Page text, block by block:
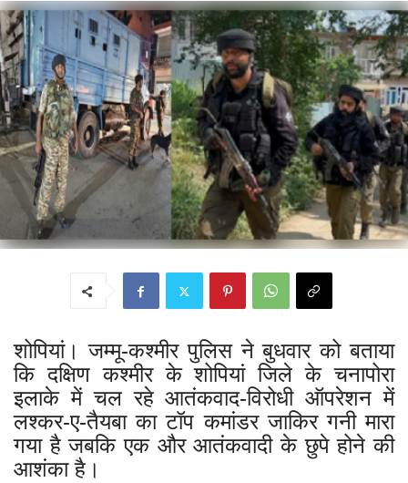
शोपियां। जम्मू-कश्मीर पुलिस ने बुधवार को बताया
कि दक्षिण कश्मीर के शोपियां जिले के चनापोरा
इलाके में चल रहे आतंकवाद-विरोधी ऑपरेशन में
लश्कर-ए-तैयबा का टॉप कमांडर जाकिर गनी मारा
गया है जबकि एक और आतंकवादी के छुपे होने की
आशंका है।